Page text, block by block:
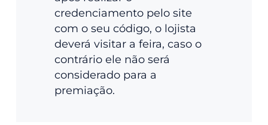
credenciamento pelo site
com o seu código, o lojista
deverá visitar a feira, caso o
contrário ele não será
considerado para a
premiação.